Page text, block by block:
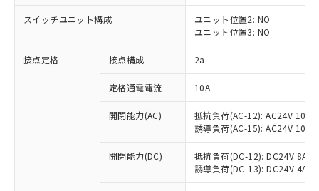
スイッチユニット構成
ユニット位置2: NO
ユニット位置3: NO
接点定格 接点構成 2a
定格通電電流 10A
開閉能力(AC)
抵抗負荷(AC-12): AC24V 10A/
誘導負荷(AC-15): AC24V
開閉能力(DC)
抵抗負荷(DC-12): DC24V 8A/
誘導負荷(DC-13): DC24V 4A/
※1 対応状況
対応済み：EU RoHS指令（10物質）の
非含有に対応した製品が提供可能な商品で
対応予定：EU RoHS指令（10物質）の非含
有に対応した製品に切り替える予定のある